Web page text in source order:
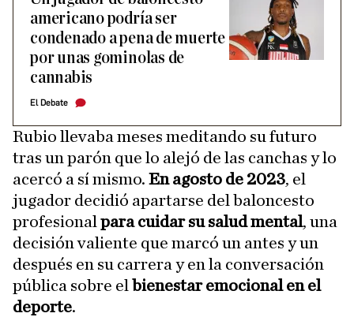
americano podría ser
condenado a pena de muerte
por unas gominolas de
cannabis
El Debate
Rubio llevaba meses meditando su futuro
tras un parón que lo alejó de las canchas y lo
acercó a sí mismo. En agosto de 2023, el
jugador decidió apartarse del baloncesto
profesional para cuidar su salud mental, una
decisión valiente que marcó un antes y un
después en su carrera y en la conversación
pública sobre el bienestar emocional en el
deporte.